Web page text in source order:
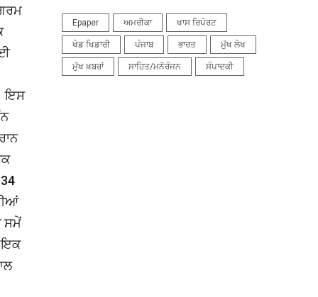
ਇਸ
ਸਮੇਂ
ਇਕ
Epaper ਅਮਰੀਕਾ ਖਾਸ ਰਿਪੋਰਟ
ਖੇਡ ਖਿਡਾਰੀ ਪੰਜਾਬ ਭਾਰਤ ਮੁੱਖ ਲੇਖ
ਮੁੱਖ ਖ਼ਬਰਾਂ ਸਾਹਿਤ/ਮਨੋਰੰਜਨ ਸੰਪਾਦਕੀ